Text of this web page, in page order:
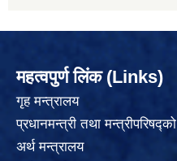
महत्वपुर्ण लिंक (Links)
गृह मन्त्रालय
प्रधानमन्त्री तथा
अर्थ मन्त्रालय